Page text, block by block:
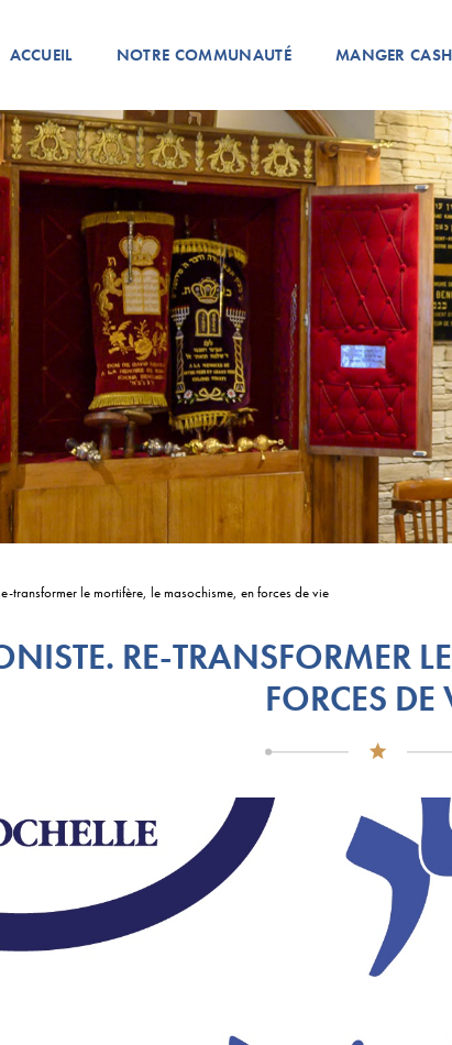
ACCUEIL NOTRE COMMUNAUTÉ MANGER
transformer le mortifère, le masochisme, en forces de vie
RE-TRANSFORMER
FORCES DE